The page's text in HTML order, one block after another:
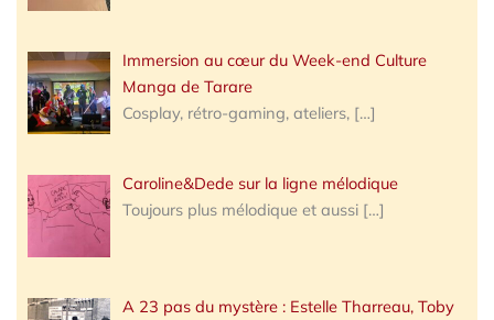
Immersion au cœur du Week-end Culture
Manga de Tarare
Cosplay, rétro-gaming, ateliers, […]
Caroline&Dede sur la ligne mélodique
Toujours plus mélodique et aussi […]
A 23 pas du mystère : Estelle Tharreau, Toby